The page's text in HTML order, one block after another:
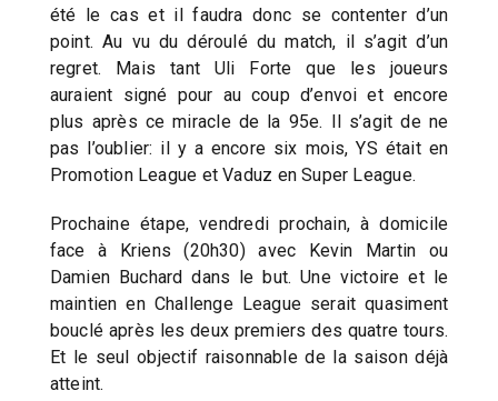
été le cas et il faudra donc se contenter d’un
point. Au vu du déroulé du match, il s’agit d’un
regret. Mais tant Uli Forte que les joueurs
auraient signé pour au coup d’envoi et encore
plus après ce miracle de la 95e. Il s’agit de ne
pas l’oublier: il y a encore six mois, YS était en
Promotion League et Vaduz en Super League.
Prochaine étape, vendredi prochain, à domicile
face à Kriens (20h30) avec Kevin Martin ou
Damien Buchard dans le but. Une victoire et le
maintien en Challenge League serait quasiment
bouclé après les deux premiers des quatre tours.
Et le seul objectif raisonnable de la saison déjà
atteint.